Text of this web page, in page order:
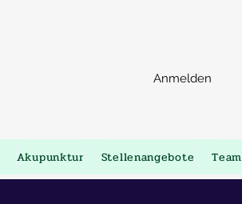
Anmelden
Akupunktur Stellenangebote Team